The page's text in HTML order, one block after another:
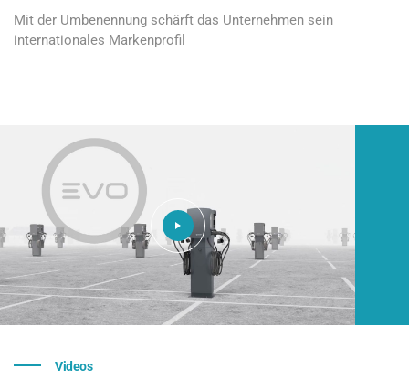
Mit der Umbenennung schärft das Unternehmen sein
internationales Markenprofil
Videos